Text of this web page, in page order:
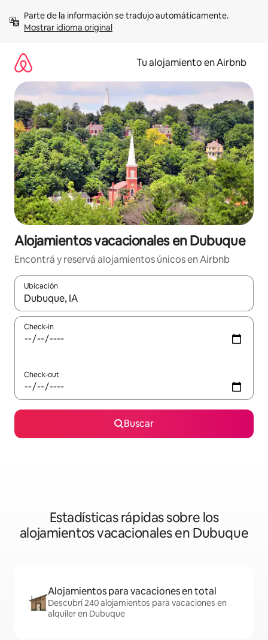
contenidoMostrar idioma original
Tu alojamiento en Airbnb
Alojamientos vacacionales en Dubuque
Encontrá y reservá alojamientos únicos en Airbnb
Ubicación
Cuando los resultados estén disponibles, navegá con las
Check-in
Check-out
Buscar
Estadísticas rápidas sobre los
alojamientos vacacionales en Dubuque
Alojamientos para vacaciones en total
Descubrí 240 alojamientos para vacaciones en
alquiler en Dubuque